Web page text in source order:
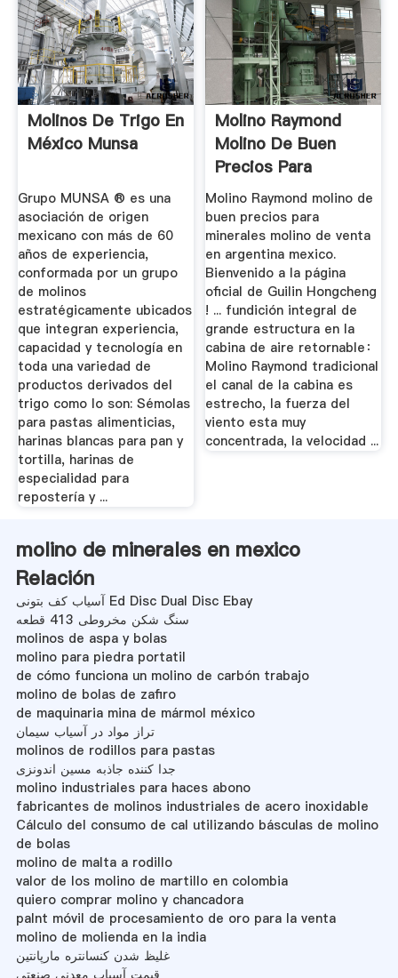
Molinos De Trigo En
México Munsa
Grupo MUNSA ® es una
asociación de origen
mexicano con más de 60
años de experiencia,
conformada por un grupo
de molinos
estratégicamente ubicados
que integran experiencia,
capacidad y tecnología en
toda una variedad de
productos derivados del
trigo como lo son: Sémolas
para pastas alimenticias,
harinas blancas para pan y
tortilla, harinas de
especialidad para
repostería y ...
Molino Raymond
Molino De Buen
Precios Para
Minerales ...
Molino Raymond molino de
buen precios para
minerales molino de venta
en argentina mexico.
Bienvenido a la página
oficial de Guilin Hongcheng
! ... fundición integral de
grande estructura en la
cabina de aire retornable：
Molino Raymond tradicional
el canal de la cabina es
estrecho, la fuerza del
viento esta muy
concentrada, la velocidad ...
molino de minerales en mexico
Relación
آسیاب کف بتونی Ed Disc Dual Disc Ebay
سنگ شکن مخروطی 413 قطعه
molinos de aspa y bolas
molino para piedra portatil
de cómo funciona un molino de carbón trabajo
molino de bolas de zafiro
de maquinaria mina de mármol méxico
تراز مواد در آسیاب سیمان
molinos de rodillos para pastas
جدا کننده جاذبه مسین اندونزی
molino industriales para haces abono
fabricantes de molinos industriales de acero inoxidable
Cálculo del consumo de cal utilizando básculas de molino
de bolas
molino de malta a rodillo
valor de los molino de martillo en colombia
quiero comprar molino y chancadora
palnt móvil de procesamiento de oro para la venta
molino de molienda en la india
غلیظ شدن کنسانتره مارپانتین
قیمت آسیاب معدنی صنعتی